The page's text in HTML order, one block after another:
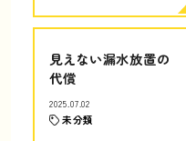
見えない漏水放置の
代償
2025.07.02
未分類